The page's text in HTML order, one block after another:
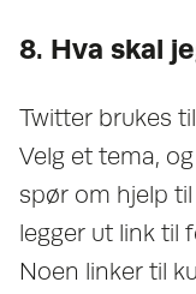
8. Hva skal
Twitter brukes
Velg et tema,
spør om hjelp
legger ut link til
Noen linker til